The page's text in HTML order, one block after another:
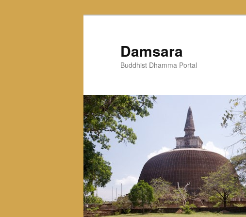
Damsara
Buddhist Dhamma Portal